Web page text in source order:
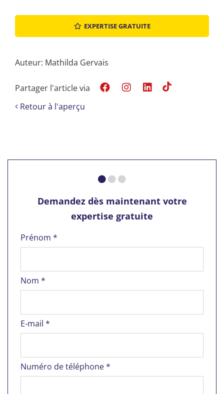
EXPERTISE GRATUITE
Auteur: Mathilda Gervais
Partager l'article via
Retour à l'aperçu
Demandez dès maintenant votre
expertise gratuite
Prénom *
Nom *
E-mail *
Numéro de téléphone *